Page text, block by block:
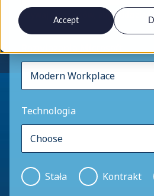
Accept
Używaj przecinków, aby
Technologia
Stała Kontrakt